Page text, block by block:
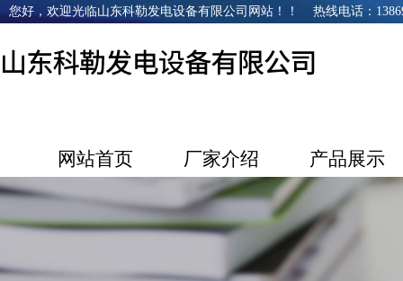
您好，欢迎光临山东科勒发电设备有限公司网站！！ 热线电话：
网站首页 厂家介绍 产品展示